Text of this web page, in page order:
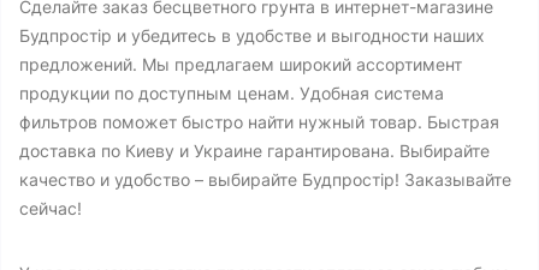
Сделайте заказ бесцветного грунта в интернет-магазине
Будпростір и убедитесь в удобстве и выгодности наших
предложений. Мы предлагаем широкий ассортимент
продукции по доступным ценам. Удобная система
фильтров поможет быстро найти нужный товар. Быстрая
доставка по Киеву и Украине гарантирована. Выбирайте
качество и удобство – выбирайте Будпростір! Заказывайте
сейчас!